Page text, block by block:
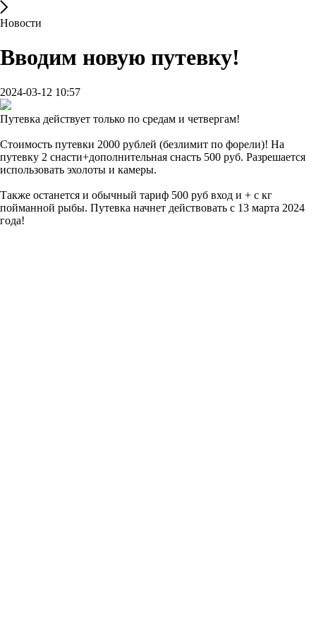
Новости
Вводим новую путевку!
2024-03-12 10:57
Путевка действует только по средам и четвергам!
Стоимость путевки 2000 рублей (безлимит по форели)! На
путевку 2 снасти+дополнительная снасть 500 руб. Разрешается
использовать эхолоты и камеры.
Также останется и обычный тариф 500 руб вход и + с кг
пойманной рыбы. Путевка начнет действовать с 13 марта 2024
года!